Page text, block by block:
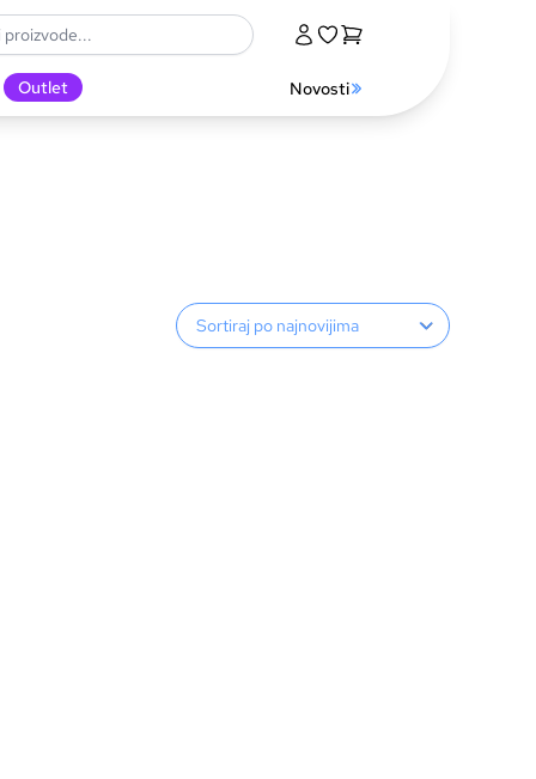
Outlet Novosti
Sortiranje proizvoda